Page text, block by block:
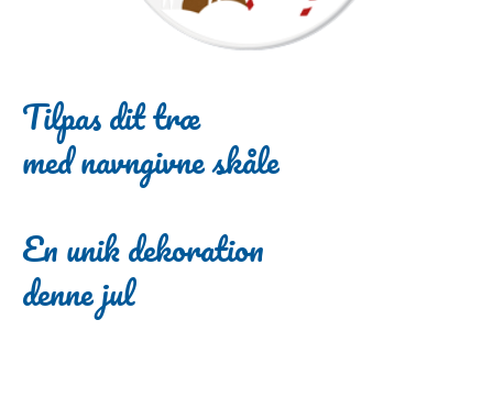
Tilpas dit træ
med navngivne skåle
En unik dekoration
denne jul